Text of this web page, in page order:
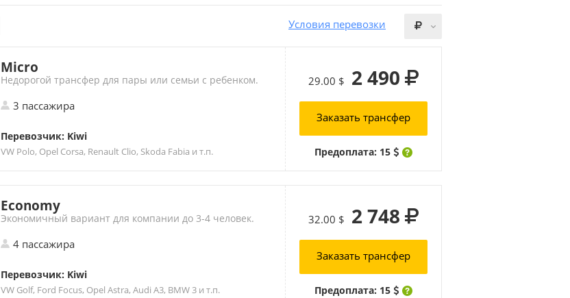
Условия перевозки
Micro
Недорогой трансфер для пары или семьи с ребенком.
3 пассажира
Перевозчик: Kiwi
VW Polo, Opel Corsa, Renault Clio, Skoda Fabia и т.п.
29.00 $ 2 490
Заказать трансфер
Предоплата: 15
Economy
Экономичный вариант для компании до 3-4 человек.
4 пассажира
Перевозчик: Kiwi
VW Golf, Ford Focus, Opel Astra, Audi A3, BMW 3 и т.п.
32.00 $ 2 748
Заказать трансфер
Предоплата: 15